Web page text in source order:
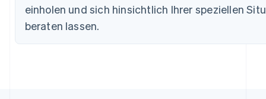
einholen und sich hinsichtlich Ihrer speziellen
beraten lassen.
Finnland
English Svenska